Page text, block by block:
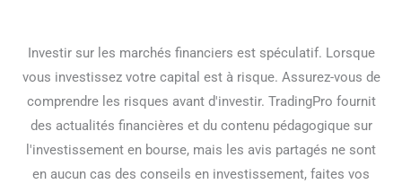
Investir sur les marchés financiers est spéculatif. Lorsque
vous investissez votre capital est à risque. Assurez-vous de
comprendre les risques avant d'investir. TradingPro fournit
des actualités financières et du contenu pédagogique sur
l'investissement en bourse, mais les avis partagés ne sont
en aucun cas des conseils en investissement, faites vos